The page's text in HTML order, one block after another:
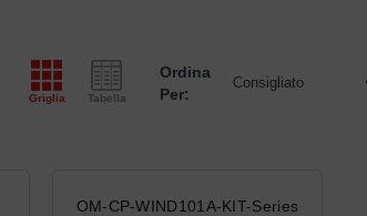
Griglia Tabella
Ordina
Per:
OM-CP-WIND101A-KIT-Series